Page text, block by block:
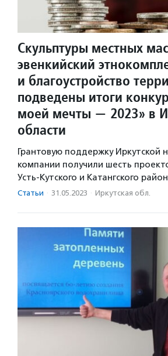
Скульптуры местных
эвенкийский
и благоустройство
подведены итоги
моей мечты — 2023» в
области
Грантовую поддержку Иркутской
компании получили шесть
Усть-Кутского и Катангского
Статьи · 31.05.2023 · Иркутская обл.